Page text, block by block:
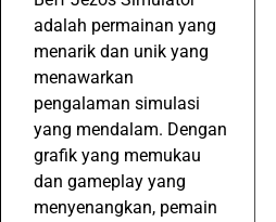
adalah permainan yang
menarik dan unik yang
menawarkan
pengalaman simulasi
yang mendalam. Dengan
grafik yang memukau
dan gameplay yang
menyenangkan, pemain